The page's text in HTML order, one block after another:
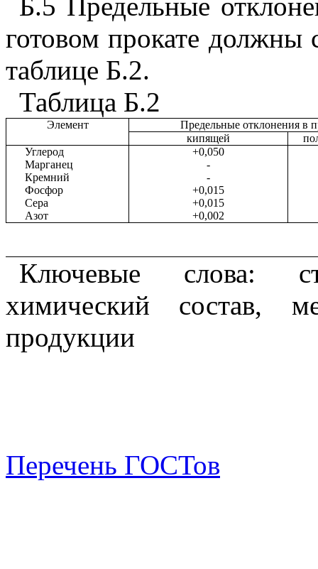
готовом прокате должны
таблице Б.2.
Таблица Б.2
Элемент
Предельные отклонения в
кипящей
Углерод
+0,050
Марганец
-
Кремний
-
Фосфор
+0,015
Сера
+0,015
Азот
+0,002
Ключевые слова:
химический состав,
продукции
Перечень ГОСТов